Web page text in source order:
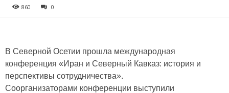
860 0
В Северной Осетии прошла международная
конференция «Иран и Северный Кавказ: история и
перспективы сотрудничества».
Соорганизаторами конференции выступили